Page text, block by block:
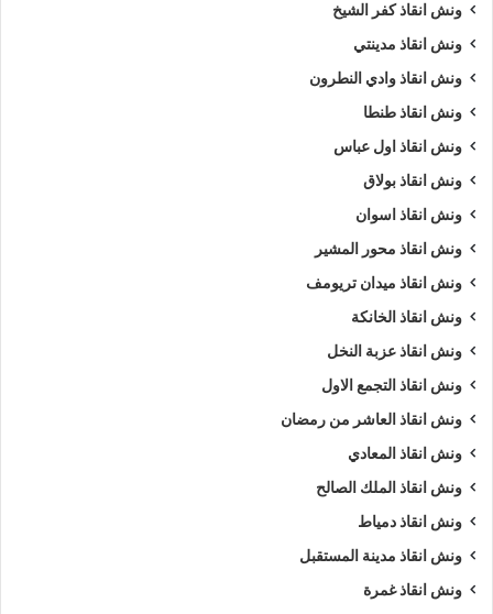
ونش انقاذ كفر الشيخ
ونش انقاذ مدينتي
ونش انقاذ وادي النطرون
ونش انقاذ طنطا
ونش انقاذ اول عباس
ونش انقاذ بولاق
ونش انقاذ اسوان
ونش انقاذ محور المشير
ونش انقاذ ميدان تريومف
ونش انقاذ الخانكة
ونش انقاذ عزبة النخل
ونش انقاذ التجمع الاول
ونش انقاذ العاشر من رمضان
ونش انقاذ المعادي
ونش انقاذ الملك الصالح
ونش انقاذ دمياط
ونش انقاذ مدينة المستقبل
ونش انقاذ غمرة